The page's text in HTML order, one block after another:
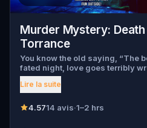
Murder Mystery:
Torrance
You know the old saying, “The
fated night, love goes terribly
and Walter Bridges . Bella, a
found dead during a ghost tour
Walter, the obsessed boyfriend?
Lire la suite
4.5714 avis·1–2 hrs